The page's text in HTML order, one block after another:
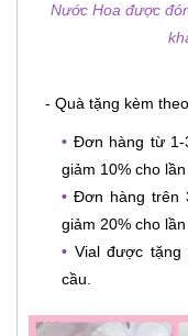
Nước Hoa được
- Quà tặng kèm
• Đơn hàng từ 1-
giảm 10% cho
• Đơn hàng trên
giảm 20% cho
• Vial được tặng
cầu.